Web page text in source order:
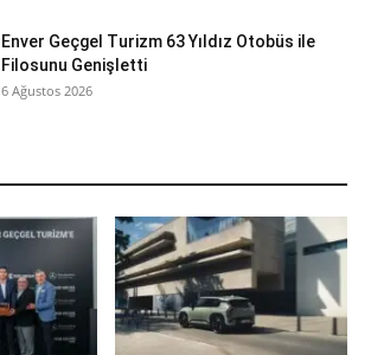
Enver Geçgel Turizm 63 Yıldız Otobüs ile
Filosunu Genişletti
6 Ağustos 2026